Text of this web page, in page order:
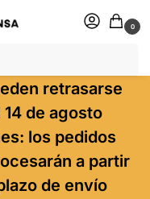
0
retrasarse
de agosto
los pedidos
a partir
de envío